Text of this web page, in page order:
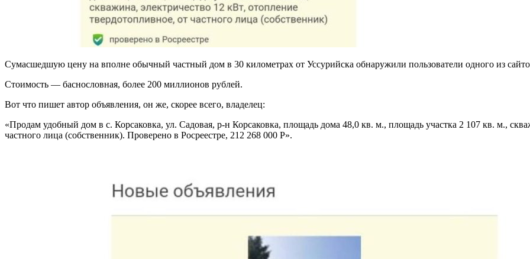
Сумасшедшую цену на вполне обычный частный дом в 30 километрах от Уссурийска обнаружили пользователи одного из
Стоимость — баснословная, более 200 миллионов рублей.
Вот что пишет автор объявления, он же, скорее всего, владелец:
«Продам удобный дом в с. Корсаковка, ул. Садовая, р-н Корсаковка, площадь дома 48,0 кв. м., площадь участка 2 107 кв. м.,
частного лица (собственник). Проверено в Росреестре, 212 268 000 P».